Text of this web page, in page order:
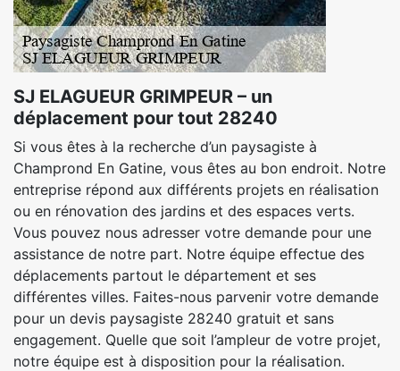
SJ ELAGUEUR GRIMPEUR – un
déplacement pour tout 28240
Si vous êtes à la recherche d’un paysagiste à
Champrond En Gatine, vous êtes au bon endroit. Notre
entreprise répond aux différents projets en réalisation
ou en rénovation des jardins et des espaces verts.
Vous pouvez nous adresser votre demande pour une
assistance de notre part. Notre équipe effectue des
déplacements partout le département et ses
différentes villes. Faites-nous parvenir votre demande
pour un devis paysagiste 28240 gratuit et sans
engagement. Quelle que soit l’ampleur de votre projet,
notre équipe est à disposition pour la réalisation.